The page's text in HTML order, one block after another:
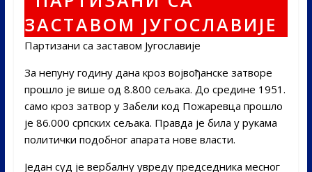
Партизани са заставом Југославије
За непуну годину дана кроз војвођанске затворе
прошло је више од 8.800 сељака. До средине 1951.
само кроз затвор у Забели код Пожаревца прошло
је 86.000 српских сељака. Правда је била у рукама
политички подобног апарата нове власти.
Један суд је вербалну увреду председника месног